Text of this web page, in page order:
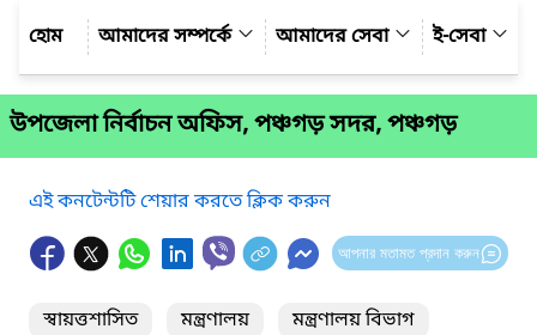
আমাদের সম্পর্কে
আমাদের সেবা ই-সেবা
উপজেলা নির্বাচন অফিস, পঞ্চগড় সদর, পঞ্চগড়
এই কনটেন্টটি শেয়ার করতে ক্লিক করুন
আপনার মতামত প্রদান করুন
স্বায়ত্তশাসিত মন্ত্রণালয়
মন্ত্রণালয় বিভাগ